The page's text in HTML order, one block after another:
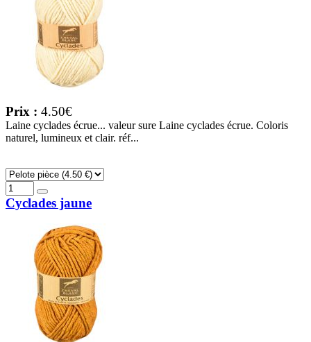
Prix : 4.50€
Laine cyclades écrue... valeur sure Laine cyclades écrue. Coloris
naturel, lumineux et clair. réf...
Cyclades jaune